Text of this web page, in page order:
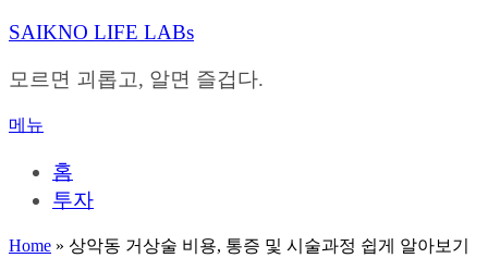
내
으
바
SAIKNO LIFE LABs
모르면 괴롭고, 알면 즐겁다.
메뉴
홈
투자
Home » 상악동 거상술 비용, 통증 및 시술과정 쉽게 알아보기